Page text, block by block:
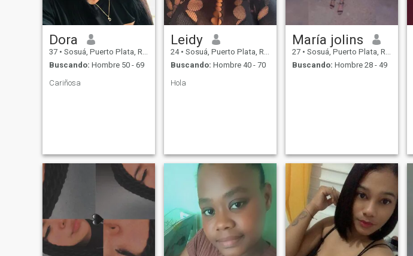
Dora
37 • Sosuá, Puerto Plata, Rep. Dominicana
Buscando: Hombre 50 - 69
Cariñosa
Leidy
24 • Sosuá, Puerto Plata, Rep. Dominicana
Buscando: Hombre 40 - 70
Hola
María jolins
27 • Sosuá, Puerto Plata, Rep. Dominicana
Buscando: Hombre 28 - 49